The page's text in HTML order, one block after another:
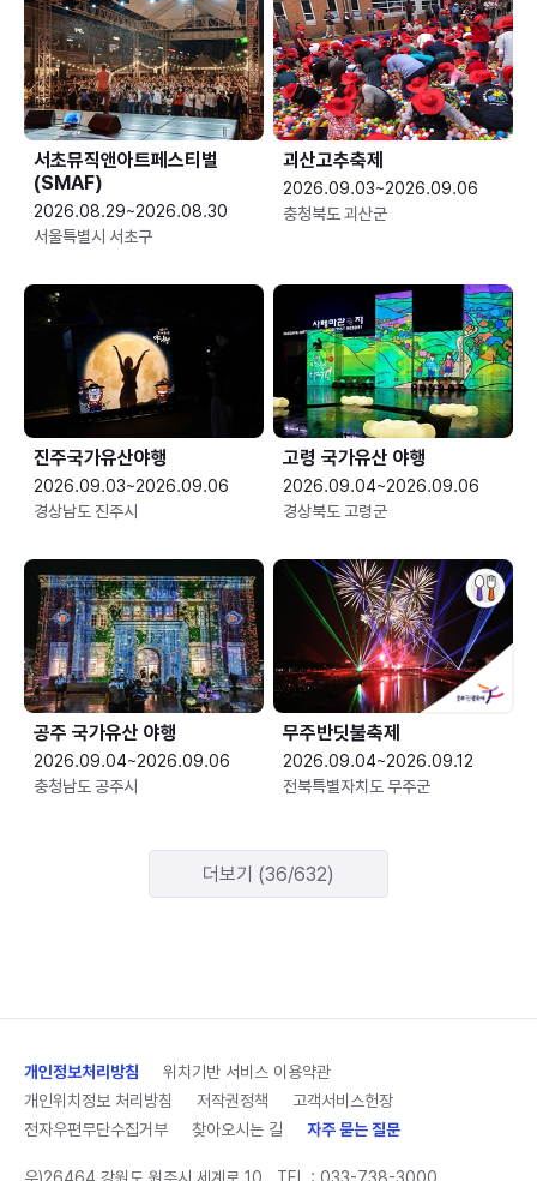
서초뮤직앤아트페스티벌
(SMAF)
2026.08.29~2026.08.30
서울특별시 서초구
괴산고추축제
2026.09.03~2026.09.06
충청북도 괴산군
진주국가유산야행
2026.09.03~2026.09.06
경상남도 진주시
고령 국가유산 야행
2026.09.04~2026.09.06
경상북도 고령군
공주 국가유산 야행
2026.09.04~2026.09.06
충청남도 공주시
무주반딧불축제
2026.09.04~2026.09.12
전북특별자치도 무주군
더보기 (36/632)
개인정보처리방침
위치기반 서비스 이용약관
개인위치정보 처리방침
저작권정책
고객서비스헌장
전자우편무단수집거부
찾아오시는 길 자주 묻는 질문